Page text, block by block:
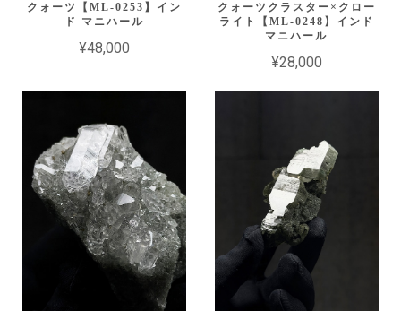
クォーツ【ML-0253】イン
ド マニハール
¥48,000
クォーツクラスター×クロー
ライト【ML-0248】インド
マニハール
¥28,000